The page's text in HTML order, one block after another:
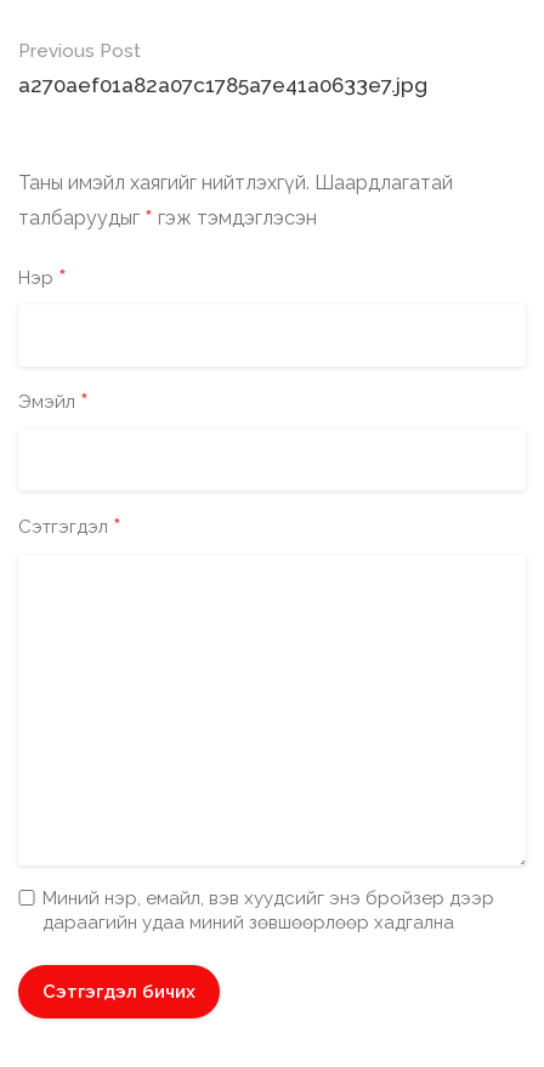
Post
navigation
Previous Post
a270aef01a82a07c1785a7e41a0633e7.jpg
Таны имэйл хаягийг нийтлэхгүй. Шаардлагатай
талбаруудыг * гэж тэмдэглэсэн
Нэр *
Эмэйл *
Сэтгэгдэл *
Миний нэр, емайл, вэв хуудсийг энэ бройзер дээр
дараагийн удаа миний зөвшөөрлөөр хадгална